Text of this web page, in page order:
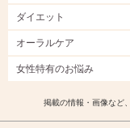
ダイエット
オーラルケア
女性特有のお悩み
掲載の情報・画像など